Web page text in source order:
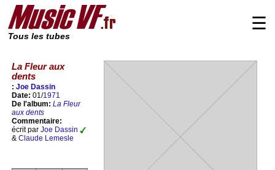
Tous les tubes
☰
La Fleur aux
dents
: Joe Dassin
Date: 01/1971
De l'album: La Fleur
aux dents
Commentaire:
écrit par Joe Dassin
& Claude Lemesle